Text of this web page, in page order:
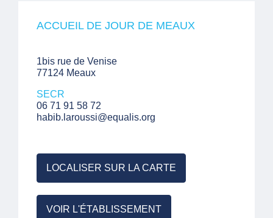
ACCUEIL DE JOUR DE MEAUX
1bis rue de Venise
77124 Meaux
SECR
06 71 91 58 72
habib.laroussi@equalis.org
LOCALISER SUR LA CARTE
VOIR L'ÉTABLISSEMENT